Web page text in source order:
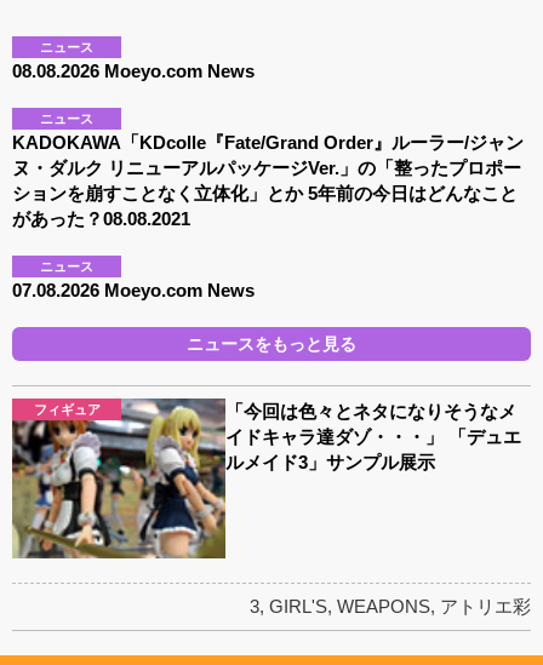
ニュース
08.08.2026 Moeyo.com News
ニュース
KADOKAWA「KDcolle『Fate/Grand Order』ルーラー/ジャン
ヌ・ダルク リニューアルパッケージVer.」の「整ったプロポー
ションを崩すことなく立体化」とか 5年前の今日はどんなこと
があった？08.08.2021
ニュース
07.08.2026 Moeyo.com News
ニュースをもっと見る
フィギュア
「今回は色々とネタになりそうなメ
イドキャラ達ダゾ・・・」 「デュエ
ルメイド3」サンプル展示
3, GIRL'S, WEAPONS, アトリエ彩